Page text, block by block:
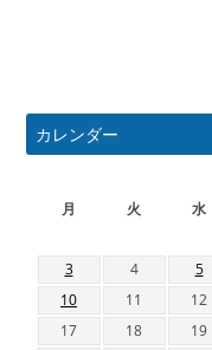
カレンダー
月
火 水
3
4 5
10
11 12
17
18 19